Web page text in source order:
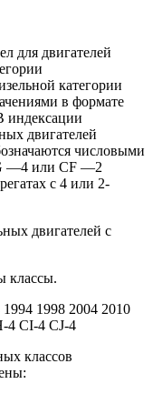
для двигателей
категории
в формате
индексации
двигателей
числовыми
—4 или CF —2
с 4 или 2-
классы.
1998 2004 2010
4 CI-4 CJ-4
классов